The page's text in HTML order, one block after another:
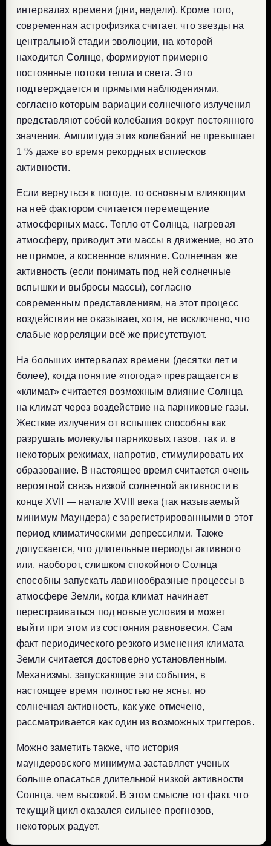
интервалах времени (дни, недели). Кроме того,
современная астрофизика считает, что звезды на
центральной стадии эволюции, на которой
находится Солнце, формируют примерно
постоянные потоки тепла и света. Это
подтверждается и прямыми наблюдениями,
согласно которым вариации солнечного излучения
представляют собой колебания вокруг постоянного
значения. Амплитуда этих колебаний не превышает
1 % даже во время рекордных всплесков
активности.
Если вернуться к погоде, то основным влияющим
на неё фактором считается перемещение
атмосферных масс. Тепло от Солнца, нагревая
атмосферу, приводит эти массы в движение, но это
не прямое, а косвенное влияние. Солнечная же
активность (если понимать под ней солнечные
вспышки и выбросы массы), согласно
современным представлениям, на этот процесс
воздействия не оказывает, хотя, не исключено, что
слабые корреляции всё же присутствуют.
На больших интервалах времени (десятки лет и
более), когда понятие «погода» превращается в
«климат» считается возможным влияние Солнца
на климат через воздействие на парниковые газы.
Жесткие излучения от вспышек способны как
разрушать молекулы парниковых газов, так и, в
некоторых режимах, напротив, стимулировать их
образование. В настоящее время считается очень
вероятной связь низкой солнечной активности в
конце XVII — начале XVIII века (так называемый
минимум Маундера) с зарегистрированными в этот
период климатическими депрессиями. Также
допускается, что длительные периоды активного
или, наоборот, слишком спокойного Солнца
способны запускать лавинообразные процессы в
атмосфере Земли, когда климат начинает
перестраиваться под новые условия и может
выйти при этом из состояния равновесия. Сам
факт периодического резкого изменения климата
Земли считается достоверно установленным.
Механизмы, запускающие эти события, в
настоящее время полностью не ясны, но
солнечная активность, как уже отмечено,
рассматривается как один из возможных триггеров.
Можно заметить также, что история
маундеровского минимума заставляет ученых
больше опасаться длительной низкой активности
Солнца, чем высокой. В этом смысле тот факт, что
текущий цикл оказался сильнее прогнозов,
некоторых радует.